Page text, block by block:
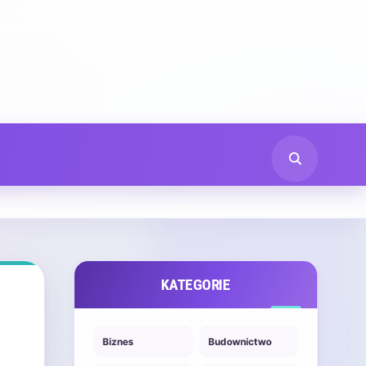
KATEGORIE
Biznes Budownictwo